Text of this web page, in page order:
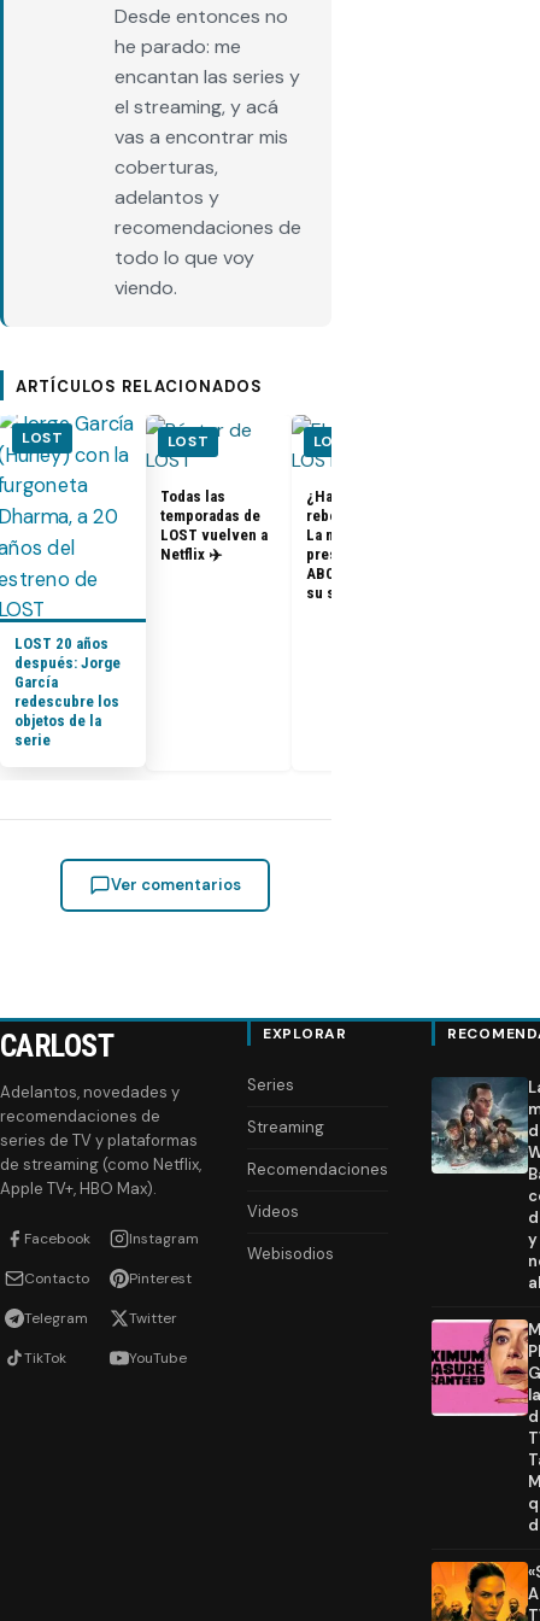
Desde entonces no
he parado: me
encantan las series y
el streaming, y acá
vas a encontrar mis
coberturas,
adelantos y
recomendaciones de
todo lo que voy
viendo.
ARTÍCULOS RELACIONADOS
LOST
LOST 20 años
después: Jorge
García
redescubre los
objetos de la
serie
LOST
Todas las
temporadas de
LOST vuelven a
Netflix ✈️
LOST
¿Habrá un
reboot de Lost?
La nueva
presidenta de
ABC dice que es
su sueño
Ver comentarios
CARLOST
Adelantos, novedades y
recomendaciones de
series de TV y plataformas
de streaming (como Netflix,
Apple TV+, HBO Max).
Facebook Instagram
Contacto Pinterest
Telegram Twitter
TikTok YouTube
EXPLORAR
Series
Streaming
Recomendaciones
Videos
Webisodios
y